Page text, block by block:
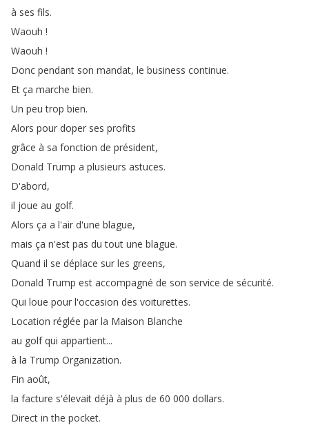
à ses fils.
Waouh !
Waouh !
Donc pendant son mandat, le business continue.
Et ça marche bien.
Un peu trop bien.
Alors pour doper ses profits
grâce à sa fonction de président,
Donald Trump a plusieurs astuces.
D'abord,
il joue au golf.
Alors ça a l'air d'une blague,
mais ça n'est pas du tout une blague.
Quand il se déplace sur les greens,
Donald Trump est accompagné de son service de sécurité.
Qui loue pour l'occasion des voiturettes.
Location réglée par la Maison Blanche
au golf qui appartient...
à la Trump Organization.
Fin août,
la facture s'élevait déjà à plus de 60 000 dollars.
Direct in the pocket.